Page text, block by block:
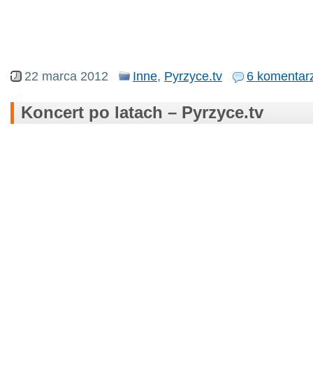
22 marca 2012 Inne, Pyrzyce.tv 6
Koncert po latach – Pyrzyce.tv